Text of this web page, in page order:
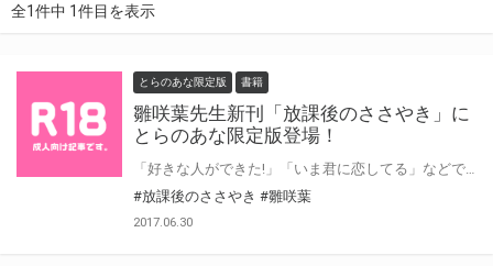
全1件中 1件目を表示
とらのあな限定版 書籍
雛咲葉先生新刊「放課後のささやき」に
とらのあな限定版登場！
#放課後のささやき #雛咲葉
2017.06.30